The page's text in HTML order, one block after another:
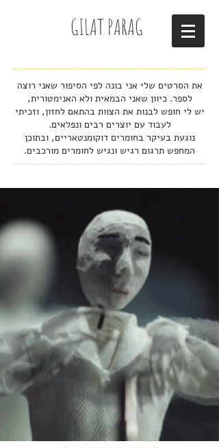
GILAT PARAG
את הסרטים שלי אני בונה לפי הסיפור שאני רוצה
לספר. כיוון שאני הבמאית ולא האנימטורית,
יש לי חופש לבנות את הצוות בהתאם לחזון, וזכיתי
לעבוד עם יוצרים רבים ונפלאים.
נוגעת בעיקר בחומרים דוקומנטאריים, ובתוכן
המחפש תרגום רגיש ונגיש לחומרים מורכבים.